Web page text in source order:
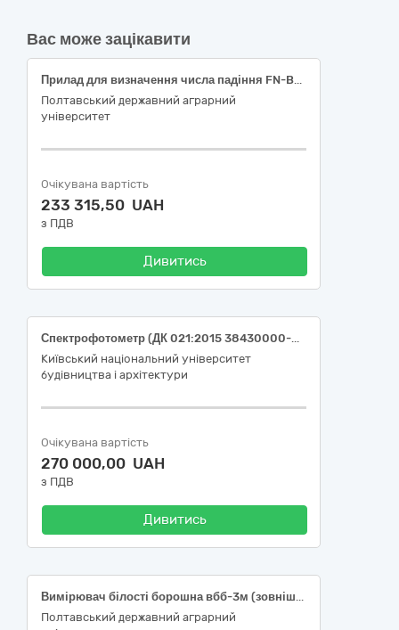
Вас може зацікавити
Прилад для визначення числа падіння FN-BG, з оцінкою відповідності або еквівалент, код ДК 021:2015- 38430000-8 — Детектори та аналізатори.
Полтавський державний аграрний
університет
Очікувана вартість
233 315,50 UAH
з ПДВ
Дивитись
Спектрофотометр (ДК 021:2015 38430000-8 детектори та аналізатори)
Київський національний університет
будівництва і архітектури
Очікувана вартість
270 000,00 UAH
з ПДВ
Дивитись
Вимірювач білості борошна вбб-3м (зовнішнє градуювання) або еквівалент, код ДК 021:2015- 38430000-8 — Детектори та аналізатори
Полтавський державний аграрний